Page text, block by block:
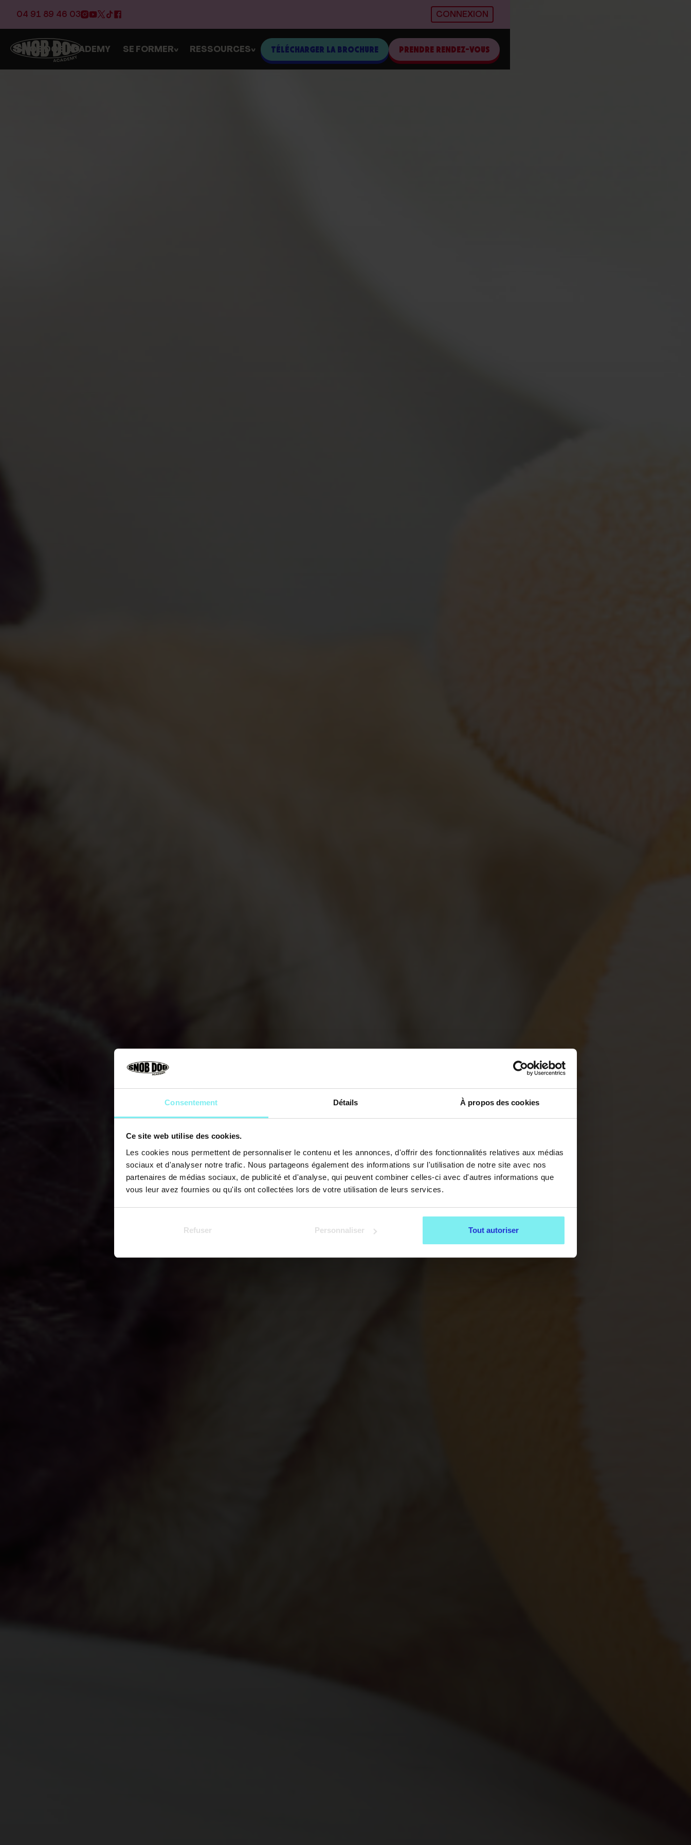
Consentement Détails À propos des cookies
Ce site web utilise des cookies.
Les cookies nous permettent de personnaliser le contenu et les annonces, d'offrir des fonctionnalités relatives aux médias
sociaux et d'analyser notre trafic. Nous partageons également des informations sur l'utilisation de notre site avec nos
partenaires de médias sociaux, de publicité et d'analyse, qui peuvent combiner celles-ci avec d'autres informations que
vous leur avez fournies ou qu'ils ont collectées lors de votre utilisation de leurs services.
Refuser Personnaliser Tout autoriser
04 91 89 46 03 CONNEXION
SNOB DOG ACADEMY SE FORMER> RESSOURCES> TÉLÉCHARGER LA BROCHURE PRENDRE RENDEZ-VOUS